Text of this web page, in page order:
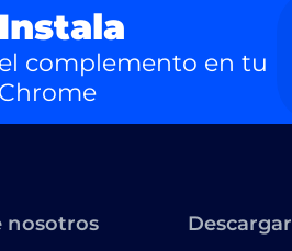
Instala
el complemento en tu
Chrome
nosotros Descargar